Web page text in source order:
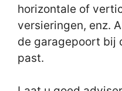
horizontale of
versieringen, enz.
de garagepoort bij
past.